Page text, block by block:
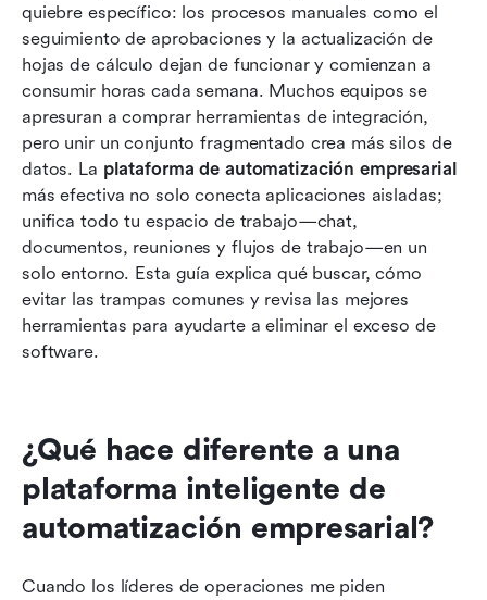
quiebre específico: los procesos manuales como el
seguimiento de aprobaciones y la actualización de
hojas de cálculo dejan de funcionar y comienzan a
consumir horas cada semana. Muchos equipos se
apresuran a comprar herramientas de integración,
pero unir un conjunto fragmentado crea más silos de
datos. La plataforma de automatización empresarial
más efectiva no solo conecta aplicaciones aisladas;
unifica todo tu espacio de trabajo—chat,
documentos, reuniones y flujos de trabajo—en un
solo entorno. Esta guía explica qué buscar, cómo
evitar las trampas comunes y revisa las mejores
herramientas para ayudarte a eliminar el exceso de
software.
¿Qué hace diferente a una
plataforma inteligente de
automatización empresarial?
Cuando los líderes de operaciones me piden
Los 10 principales plataformas de
automatización empresarial para equipos en
crecimiento
El impuesto oculto de los conectores de API y
el middleware
Por qué la adopción por parte de los empleados
requiere comunicación nativa
Creación de flujos de trabajo automatizados: la
forma fragmentada vs. el enfoque de Lark
El retorno de inversión de consolidar la
automatización digital de tu negocio
Preguntas frecuentes
Lectura relacionada